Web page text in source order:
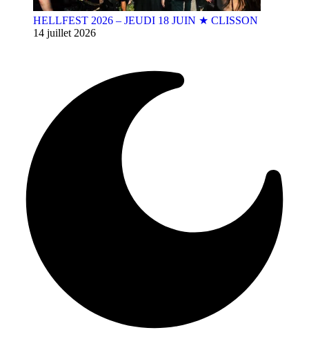
HELLFEST 2026 – JEUDI 18 JUIN ★ CLISSON
14 juillet 2026